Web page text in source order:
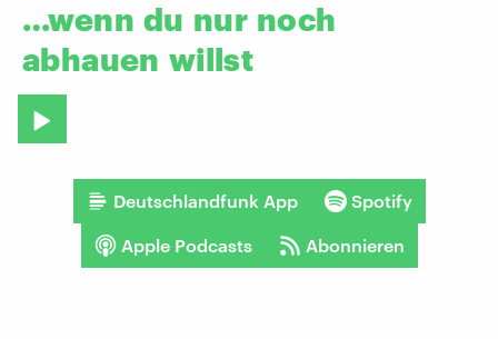
…wenn du nur noch
abhauen willst
Deutschlandfunk App Spotify
Apple Podcasts Abonnieren